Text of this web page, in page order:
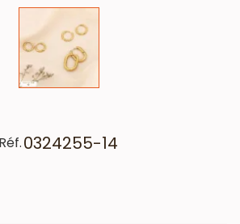
Réf.0324255-14